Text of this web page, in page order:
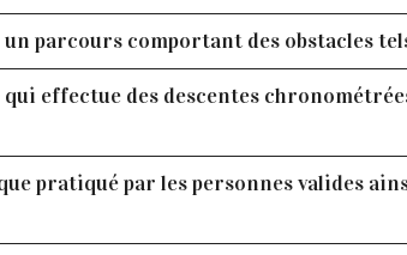
parcours comportant des obstacles
effectue des descentes
pratiqué par les personnes valides